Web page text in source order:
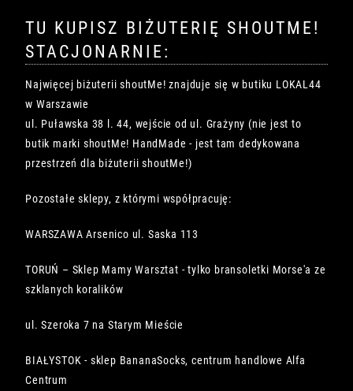
TU KUPISZ BIŻUTERIĘ SHOUTME!
STACJONARNIE:
Najwięcej biżuterii shoutMe! znajduje się w butiku LOKAL44
w Warszawie
ul. Puławska 38 l. 44, wejście od ul. Grażyny (nie jest to
butik marki shoutMe! HandMade - jest tam dedykowana
przestrzeń dla biżuterii shoutMe!)
Pozostałe sklepy, z którymi współpracuję:
WARSZAWA Arsenico ul. Saska 113
TORUŃ – Sklep Mamy Warsztat - tylko bransoletki Morse'a ze
szklanych koralików
ul. Szeroka 7 na Starym Mieście
BIAŁYSTOK - sklep BananaSocks, centrum handlowe Alfa
Centrum